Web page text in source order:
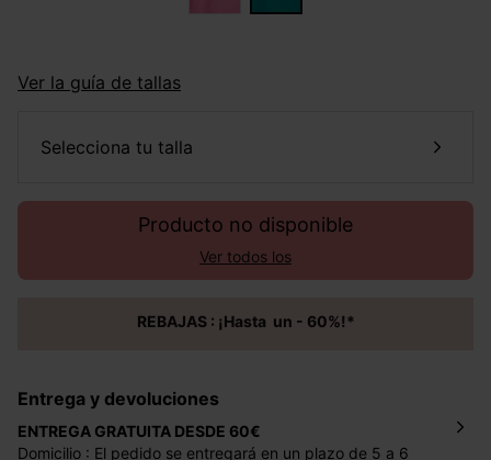
Ver la guía de tallas
selecciona tu talla
Producto no disponible
Ver todos los
REBAJAS : ¡Hasta un - 60%!*
Entrega y devoluciones
ENTREGA GRATUITA DESDE 60€
Domicilio : El pedido se entregará en un plazo de 5 a 6